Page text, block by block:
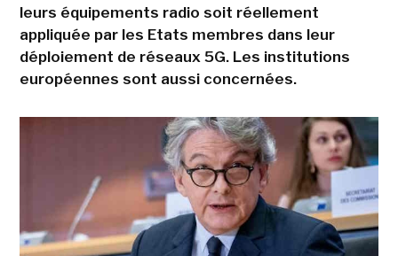
leurs équipements radio soit réellement
appliquée par les Etats membres dans leur
déploiement de réseaux 5G. Les institutions
européennes sont aussi concernées.